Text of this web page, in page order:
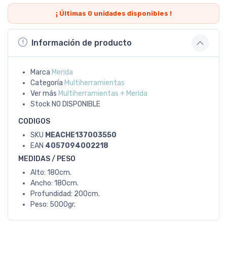
¡ Últimas 0unidades disponibles !
Información de producto
Marca Merida
Categoría Multiherramientas
Ver más Multiherramientas + Merida
Stock NO DISPONIBLE
CODIGOS
SKU MEACHE137003550
EAN 4057094002218
MEDIDAS / PESO
Alto: 180cm.
Ancho: 180cm.
Profundidad: 200cm.
Peso: 5000gr.